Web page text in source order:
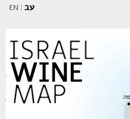
עב|
EN